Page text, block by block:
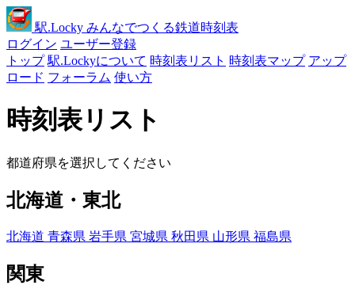
駅.Locky みんなでつくる鉄道時刻表
ログイン ユーザー登録
トップ 駅.Lockyについて 時刻表リスト 時刻表マップ アップ
ロード フォーラム 使い方
時刻表リスト
都道府県を選択してください
北海道・東北
北海道 青森県 岩手県 宮城県 秋田県 山形県 福島県
関東